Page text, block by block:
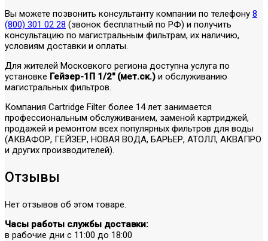
Вы можете позвонить консультанту компании по телефону 8
(800) 301 02 28 (звонок бесплатный по РФ) и получить
консультацию по магистральным фильтрам, их наличию,
условиям доставки и оплаты.
Для жителей Московкого региона доступна услуга по
установке Гейзер-1П 1/2" (мет.ск.) и обслуживанию
магистральных фильтров.
Компания Cartridge Filter более 14 лет занимается
профессиональным обслуживанием, заменой картриджей,
продажей и ремонтом всех популярных фильтров для воды
(АКВАФОР, ГЕЙЗЕР, НОВАЯ ВОДА, БАРЬЕР, АТОЛЛ, АКВАПРО
и других производителей).
Отзывы
Нет отзывов об этом товаре.
Часы работы службы доставки:
в рабочие дни с 11:00 до 18:00